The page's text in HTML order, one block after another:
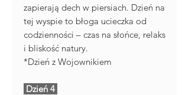
zapierają dech w piersiach. Dzień na
tej wyspie to błoga ucieczka od
codzienności – czas na słońce, relaks
i bliskość natury.
*Dzień z Wojownikiem
Dzień 4